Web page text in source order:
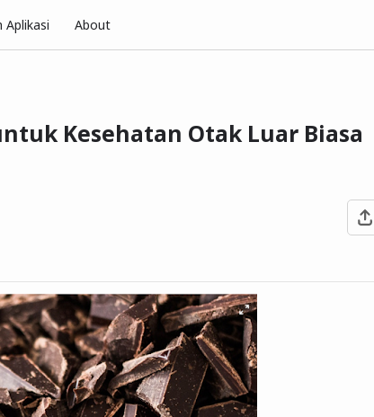
Aplikasi About
Kesehatan Otak Luar Biasa